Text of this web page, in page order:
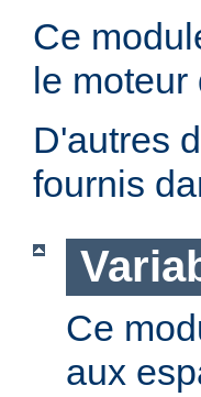
Ce
le
D'autres
fournis
Ce
aux